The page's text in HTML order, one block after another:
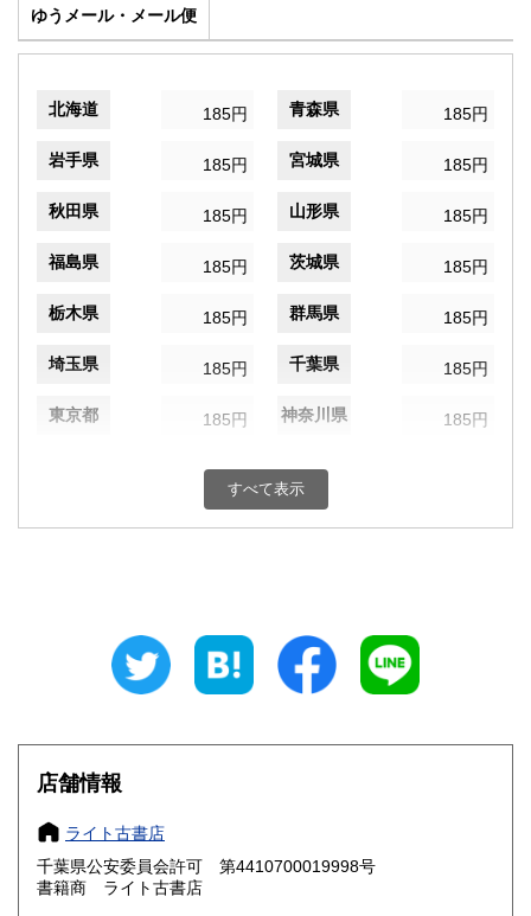
ゆうメール・メール便
北海道 185円 青森県 185円
岩手県 185円 宮城県 185円
秋田県 185円 山形県 185円
福島県 185円 茨城県 185円
栃木県 185円 群馬県 185円
埼玉県 185円 千葉県 185円
東京都 185円 神奈川県 185円
185円 富山県
185円 三重県
大阪府
奈良県
鳥取県 185円 島根県
すべて表示
店舗情報
ライト古書店
千葉県公安委員会許可 第4410700019998号
書籍商 ライト古書店